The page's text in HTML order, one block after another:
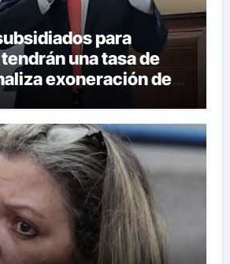
para
una tasa de
exoneración de